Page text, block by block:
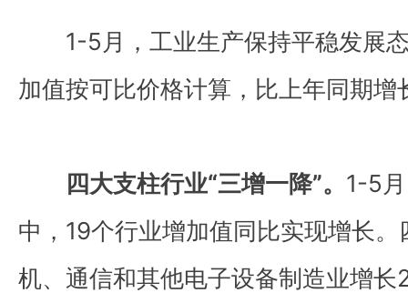
1-5月，工业生产保持平稳发展
加值按可比价格计算，比上年同期增
四大支柱行业“三增一降”。 1-5
中，19个行业增加值同比实现增长
机、通信和其他电子设备制造业增